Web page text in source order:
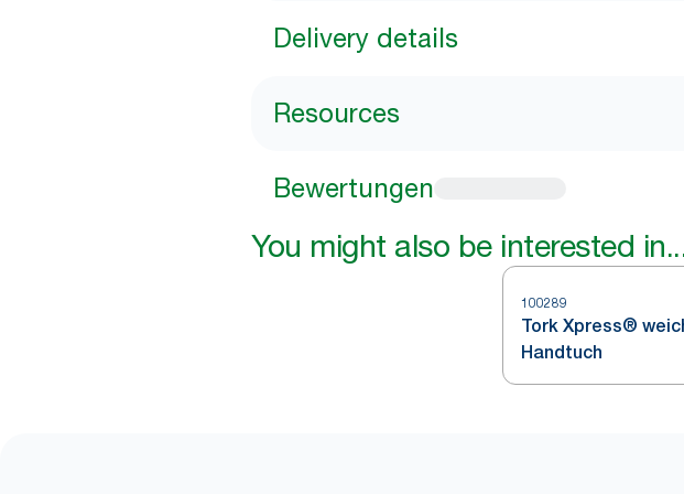
Delivery details
Resources
Bewertungen
You might also be interested
100289
Tork Xpress®
Handtuch